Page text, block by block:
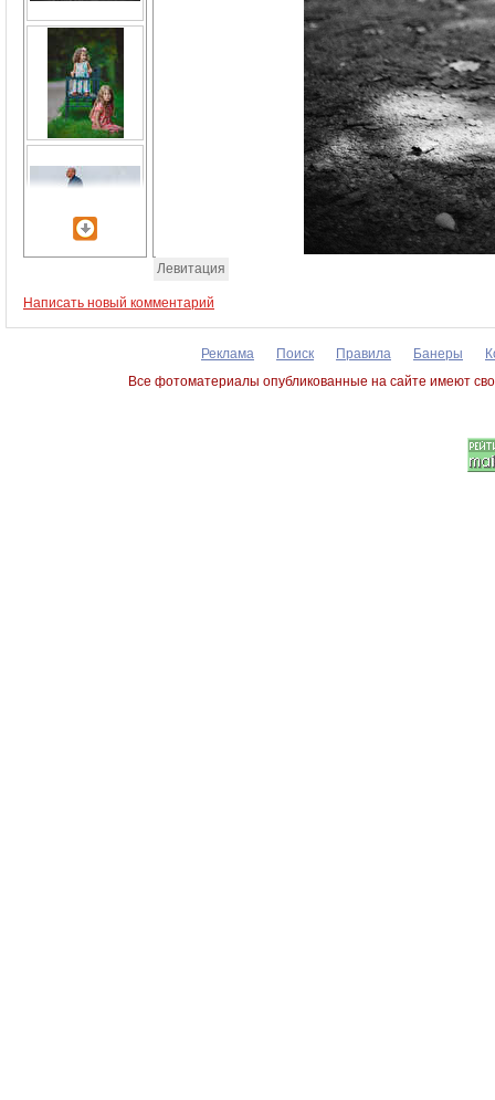
Левитация
Написать новый комментарий
Реклама Поиск Правила Банеры
Все фотоматериалы опубликованные на сайте имеют